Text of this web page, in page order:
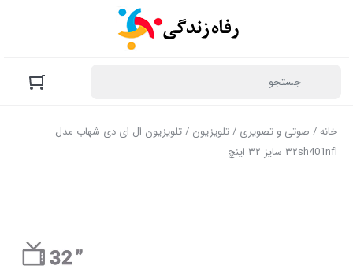
خانه/ صوتی و تصویری /تلویزیون / تلویزیون ال ای دی شهاب مدل
۳۲sh401nfl سایز ۳۲ اینچ